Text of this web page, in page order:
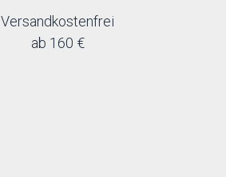
Versandkostenfrei
ab 160 €